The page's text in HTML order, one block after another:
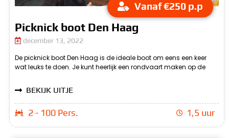
Vanaf €250 p.p
Picknick boot Den Haag
december 13, 2022
De picknick boot Den Haag is de ideale boot om eens een keer
wat leuks te doen. Je kunt heerlijk een rondvaart maken op de
BEKIJK UITJE
2 - 100 Pers. 1,5 uur